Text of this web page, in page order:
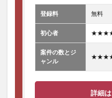
登録料 無料
初心者
案件の数とジ
ャンル
詳細